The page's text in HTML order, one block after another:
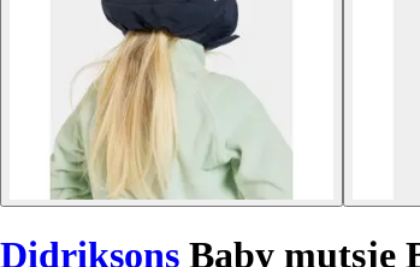
Didriksons Baby mutsje